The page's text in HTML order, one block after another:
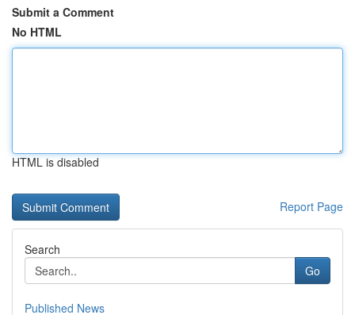
Submit a Comment
No HTML
HTML is disabled
Report Page
Search
Go
Published News